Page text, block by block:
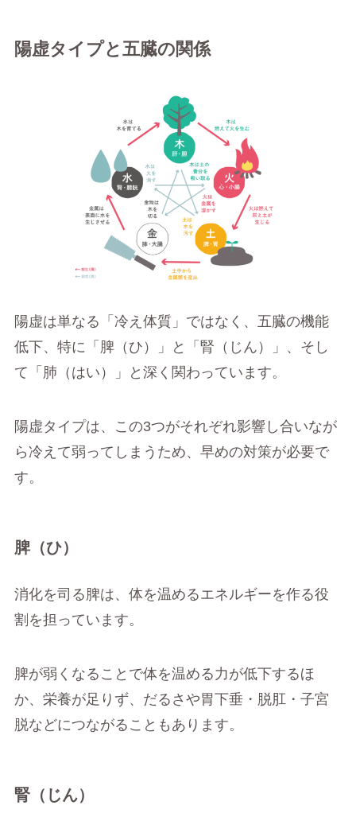
陽虚タイプと五臓の関係
陽虚は単なる「冷え体質」ではなく、五臓の機能
低下、特に「脾（ひ）」と「腎（じん）」、そし
て「肺（はい）」と深く関わっています。
陽虚タイプは、この3つがそれぞれ影響し合いなが
ら冷えて弱ってしまうため、早めの対策が必要で
す。
脾（ひ）
消化を司る脾は、体を温めるエネルギーを作る役
割を担っています。
脾が弱くなることで体を温める力が低下するほ
か、栄養が足りず、だるさや胃下垂・脱肛・子宮
脱などにつながることもあります。
腎（じん）